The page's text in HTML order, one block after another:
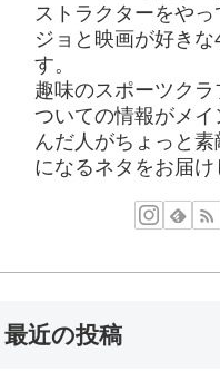
ストラクターをやっ
ジョと映画が好き
す。
趣味のスポーツクラ
ついての情報がメイ
んだ人がちょっと素
になるネタをお届け
最近の投稿